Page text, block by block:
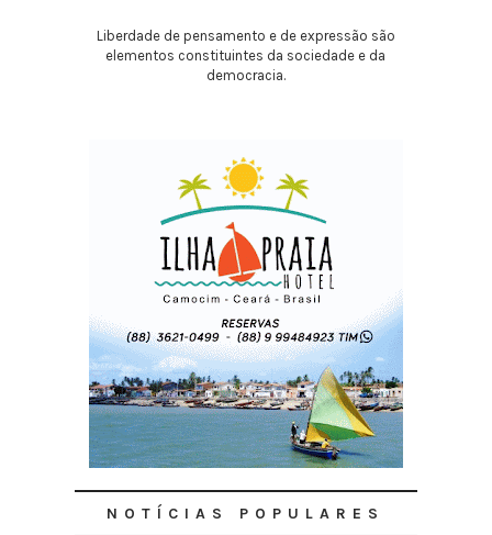
Liberdade de pensamento e de expressão são
elementos constituintes da sociedade e da
democracia.
NOTÍCIAS POPULARES